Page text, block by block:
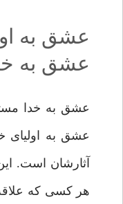
عشق به
عشق به
عشق به خدا
عشق به اولیای
آثارشان است.
هر کسی که علاقه